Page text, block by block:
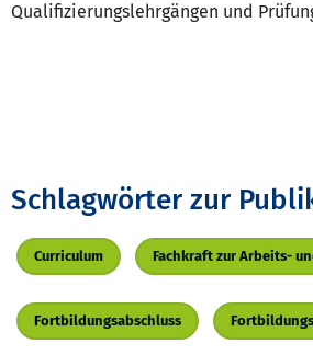
Qualifizierungslehrgängen und
Schlagwörter zur
Curriculum Fachkraft zur Arbeits-
Fortbildungsabschluss